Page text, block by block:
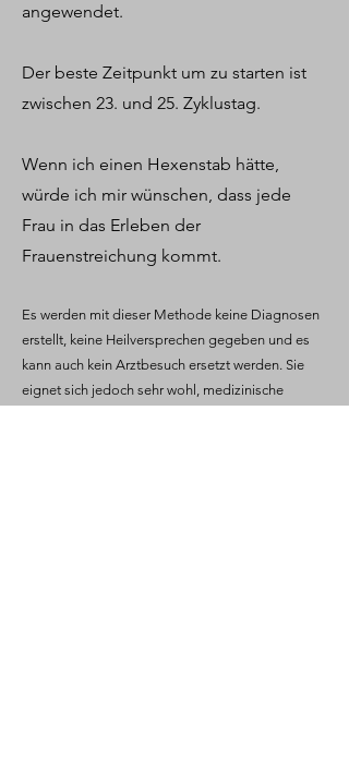
angewendet.
Der beste Zeitpunkt um zu starten ist
zwischen 23. und 25. Zyklustag.
Wenn ich einen Hexenstab hätte,
würde ich mir wünschen, dass jede
Frau in das Erleben der
Frauenstreichung kommt.
Es werden mit dieser Methode keine Diagnosen
erstellt, keine Heilversprechen gegeben und es
kann auch kein Arztbesuch ersetzt werden. Sie
eignet sich jedoch sehr wohl, medizinische